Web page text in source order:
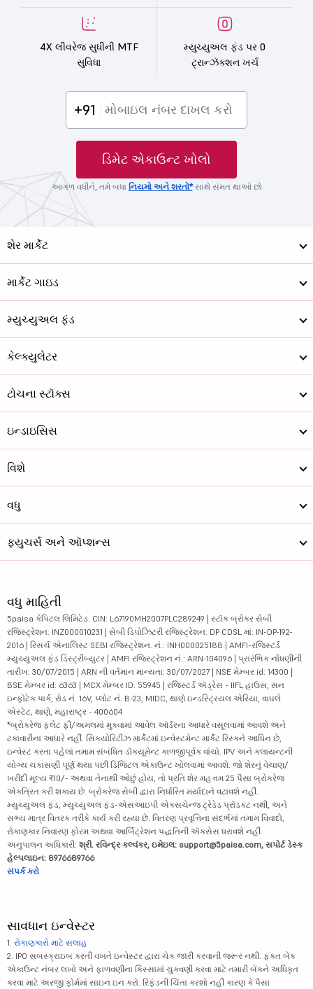
4X લીવરેજ સુધીની MTF
સુવિધા
મ્યુચ્યુઅલ ફંડ પર 0
ટ્રાન્ઝૅક્શન ખર્ચ
+91
ડિમેટ એકાઉન્ટ ખોલો
આગળ વધીને, તમે બધા નિયમો અને શરતો*સાથે સંમત થાઓ છો
શેર માર્કેટ
માર્કેટ ગાઇડ
મ્યુચ્યુઅલ ફંડ
કેલ્ક્યુલેટર
ટોચના સ્ટૉક્સ
ઇન્ડાઇસિસ
વિશે
વધુ
ફ્યુચર્સ અને ઑપ્શન્સ
વધુ માહિતી
5paisa કેપિટલ લિમિટેડ. CIN: L67190MH2007PLC289249 | સ્ટૉક બ્રોકર સેબી
રજિસ્ટ્રેશન: INZ000010231 | સેબી ડિપોઝિટરી રજિસ્ટ્રેશન: DP CDSL માં: IN-DP-192-
2016 | રિસર્ચ એનાલિસ્ટ SEBI રજિસ્ટ્રેશન. નં.: INH000025188 | AMFI-રજિસ્ટર્ડ
મ્યુચ્યુઅલ ફંડ ડિસ્ટ્રીબ્યુટર | AMFI રજિસ્ટ્રેશન નં.: ARN-104096 | પ્રારંભિક નોંધણીની
તારીખ: 30/07/2015 | ARN ની વર્તમાન માન્યતા: 30/07/2027 | NSE મેમ્બર id: 14300 |
BSE મેમ્બર id: 6363 | MCX મેમ્બર ID: 55945 | રજિસ્ટર્ડ ઍડ્રેસ - IIFL હાઉસ, સન
ઇન્ફોટેક પાર્ક, રોડ નં. 16V, પ્લોટ નં. B-23, MIDC, થાણે ઇન્ડસ્ટ્રિયલ એરિયા, વાઘલે
એસ્ટેટ, થાણે, મહારાષ્ટ્ર - 400604
*બ્રોકરેજ ફ્લેટ ફી/અમલમાં મુકવામાં આવેલ ઑર્ડરના આધારે વસૂલવામાં આવશે અને
ટકાવારીના આધારે નહીં. સિક્યોરિટીઝ માર્કેટમાં ઇન્વેસ્ટમેન્ટ માર્કેટ રિસ્કને આધિન છે,
ઇન્વેસ્ટ કરતા પહેલાં તમામ સંબંધિત ડૉક્યૂમેન્ટ કાળજીપૂર્વક વાંચો. IPV અને ક્લાયન્ટની
યોગ્ય ચકાસણી પૂર્ણ થયા પછી ડિજિટલ એકાઉન્ટ ખોલવામાં આવશે. જો શેરનું વેચાણ/
ખરીદી મૂલ્ય ₹10/- અથવા તેનાથી ઓછું હોય, તો પ્રતિ શેર મહત્તમ 25 પૈસા બ્રોકરેજ
એકત્રિત કરી શકાય છે. બ્રોકરેજ સેબી દ્વારા નિર્ધારિત મર્યાદાને વટાવશે નહીં.
મ્યુચ્યુઅલ ફંડ, મ્યુચ્યુઅલ ફંડ-એસઆઇપી એક્સચેન્જ ટ્રેડેડ પ્રૉડક્ટ નથી, અને
સભ્ય માત્ર વિતરક તરીકે કાર્ય કરી રહ્યા છે. વિતરણ પ્રવૃત્તિના સંદર્ભમાં તમામ વિવાદો,
રોકાણકાર નિવારણ ફોરમ અથવા આર્બિટ્રેશન પદ્ધતિની ઍક્સેસ ધરાવશે નહીં.
અનુપાલન અધિકારી: શ્રી. રવિન્દ્ર કલ્વંકર, ઇમેઇલ: support@5paisa.com, સપોર્ટ ડેસ્ક
હેલ્પલાઇન: 8976689766
સંપર્ક કરો
સાવધાન ઇન્વેસ્ટર
1. રોકાણકારો માટે સલાહ
2. IPO સબસ્ક્રાઇબ કરતી વખતે ઇન્વેસ્ટર દ્વારા ચેક જારી કરવાની જરૂર નથી. ફક્ત બેંક
એકાઉન્ટ નંબર લખો અને ફાળવણીના કિસ્સામાં ચુકવણી કરવા માટે તમારી બેંકને અધિકૃત
કરવા માટે અરજી ફોર્મમાં સાઇન ઇન કરો. રિફંડની ચિંતા કરશો નહીં કારણ કે પૈસા